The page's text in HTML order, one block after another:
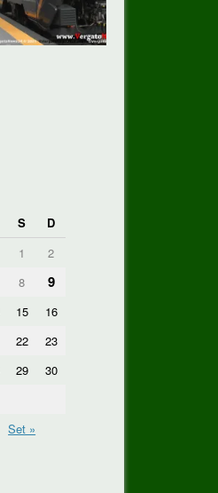
S
D
1
2
8 9
15
16
22
23
29
30
Set »